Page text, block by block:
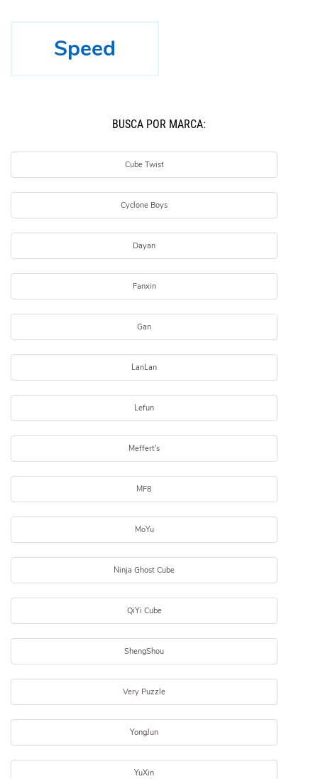
Speed
BUSCÁ POR MARCA:
Cube Twist
Cyclone Boys
Dayan
Fanxin
Gan
LanLan
Lefun
Meffert's
MF8
MoYu
Ninja Ghost Cube
QiYi Cube
ShengShou
Very Puzzle
YongJun
YuXin